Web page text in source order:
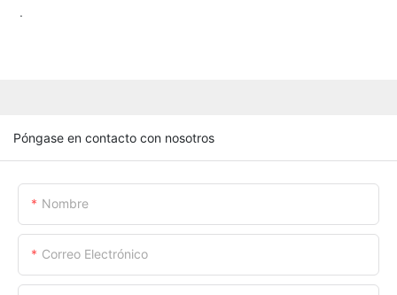
.
Póngase en contacto con nosotros
Nombre
Correo Electrónico